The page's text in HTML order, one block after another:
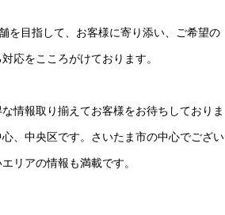
目指して、お客様に寄り添い、ご希望の
応をこころがけております。
情報取り揃えてお客様をお待ちしておりま
、中央区です。さいたま市の中心でござい
リアの情報も満載です。